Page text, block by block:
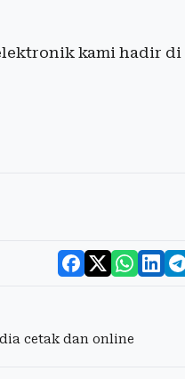
kami hadir di
cetak dan online